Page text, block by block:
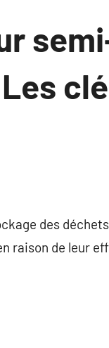
des
raison de leur